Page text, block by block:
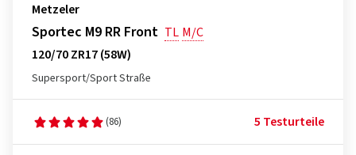
Metzeler
Sportec M9 RR Front TL M/C
120/70 ZR17 (58W)
Supersport/Sport Straße
(86) 5 Testurteile